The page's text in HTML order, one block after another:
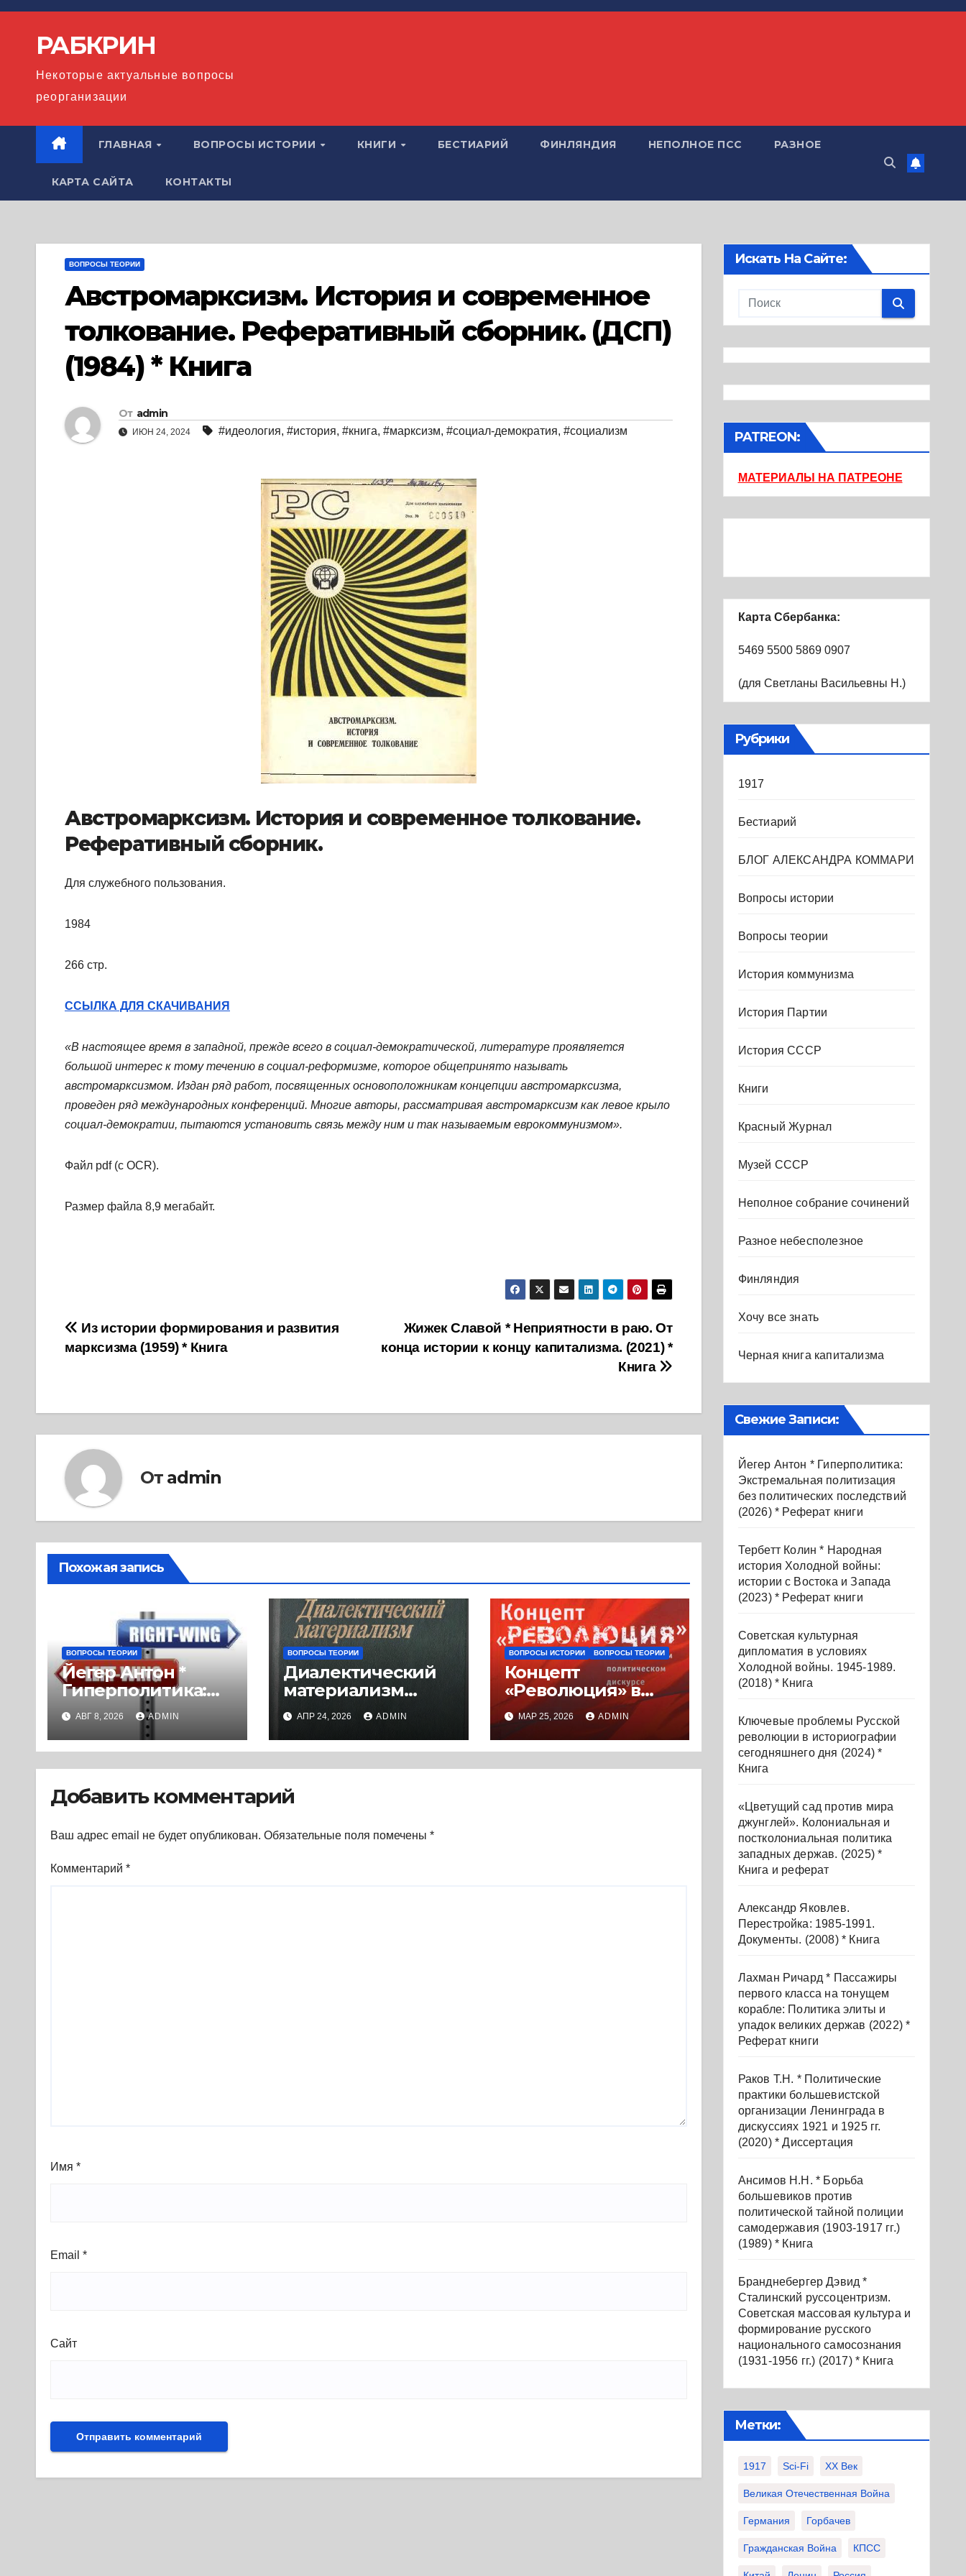
Перейти
содержимомуРАБКРИН
Некоторые актуальные вопросы
реорганизации
ГЛАВНАЯ ВОПРОСЫ ИСТОРИИ КНИГИ БЕСТИАРИЙ ФИНЛЯНДИЯ НЕПОЛНОЕ ПСС РАЗНОЕ
КАРТА САЙТА КОНТАКТЫ
ВОПРОСЫ ТЕОРИИ
Австромарксизм. История и современное
толкование. Реферативный сборник. (ДСП)
(1984) * Книга
От admin
ИЮН 24, 2024 #идеология, #история, #книга, #марксизм, #социал-демократия, #социализм
Австромарксизм. История и современное толкование.
Реферативный сборник.
Для служебного пользования.
1984
266 стр.
ССЫЛКА ДЛЯ СКАЧИВАНИЯ
«В настоящее время в западной, прежде всего в социал-демократической, литературе проявляется
большой интерес к тому течению в социал-реформизме, которое общепринято называть
австромарксизмом. Издан ряд работ, посвященных основоположникам концепции австромарксизма,
проведен ряд международных конференций. Многие авторы, рассматривая австромарксизм как левое крыло
социал-демократии, пытаются установить связь между ним и так называемым еврокоммунизмом».
Файл pdf (с OCR).
Размер файла 8,9 мегабайт.
Навигация
по
Жижек Славой * Неприятности в раю. От
конца истории к концу капитализма. (2021) *
Книга
Из истории формирования и развития
марксизма (1959) * Книга
От admin
Похожая запись
ВОПРОСЫ ТЕОРИИ
Йегер Антон *
Гиперполитика:
Экстремальная
политизация без
политических
книги
АВГ 8, 2026 ADMIN
ВОПРОСЫ ТЕОРИИ
Диалектический
материализм
(1989) * Книга
АПР 24, 2026 ADMIN
ВОПРОСЫ ИСТОРИИ ВОПРОСЫ ТЕОРИИ
Концепт
«Революция» в
современном
политическом
дискурсе (2008) *
МАР 25, 2026 ADMIN
Добавить комментарий
Ваш адрес email не будет опубликован. Обязательные поля помечены *
Комментарий *
Имя *
Email *
Сайт
Искать На Сайте:
PATREON:
МАТЕРИАЛЫ НА ПАТРЕОНЕ
Карта Сбербанка:
5469 5500 5869 0907
(для Светланы Васильевны Н.)
Рубрики
1917
Бестиарий
БЛОГ АЛЕКСАНДРА КОММАРИ
Вопросы истории
Вопросы теории
История коммунизма
История Партии
История СССР
Книги
Красный Журнал
Музей СССР
Неполное собрание сочинений
Разное небесполезное
Финляндия
Хочу все знать
Черная книга капитализма
Свежие Записи:
Йегер Антон * Гиперполитика:
Экстремальная политизация
без политических последствий
(2026) * Реферат книги
Тербетт Колин * Народная
история Холодной войны:
истории с Востока и Запада
(2023) * Реферат книги
Советская культурная
дипломатия в условиях
Холодной войны. 1945-1989.
(2018) * Книга
Ключевые проблемы Русской
революции в историографии
сегодняшнего дня (2024) *
Книга
«Цветущий сад против мира
джунглей». Колониальная и
постколониальная политика
западных держав. (2025) *
Книга и реферат
Александр Яковлев.
Перестройка: 1985-1991.
Документы. (2008) * Книга
Лахман Ричард * Пассажиры
первого класса на тонущем
корабле: Политика элиты и
упадок великих держав (2022) *
Реферат книги
Раков Т.Н. * Политические
практики большевистской
организации Ленинграда в
дискуссиях 1921 и 1925 гг.
(2020) * Диссертация
Ансимов Н.Н. * Борьба
большевиков против
политической тайной полиции
самодержавия (1903-1917 гг.)
(1989) * Книга
Бранднебергер Дэвид *
Сталинский руссоцентризм.
Советская массовая культура и
формирование русского
национального самосознания
(1931-1956 гг.) (2017) * Книга
Метки:
1917 Sci-Fi XX Век
Великая Отечественная Война
Германия Горбачев
Гражданская Война КПСС